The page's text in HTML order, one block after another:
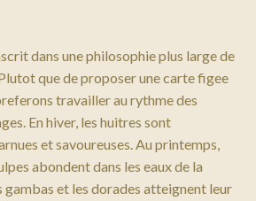
dans une philosophie plus large de
que de proposer une carte figee
travailler au rythme des
En hiver, les huitres sont
et savoureuses. Au printemps,
abondent dans les eaux de la
gambas et les dorades atteignent leur